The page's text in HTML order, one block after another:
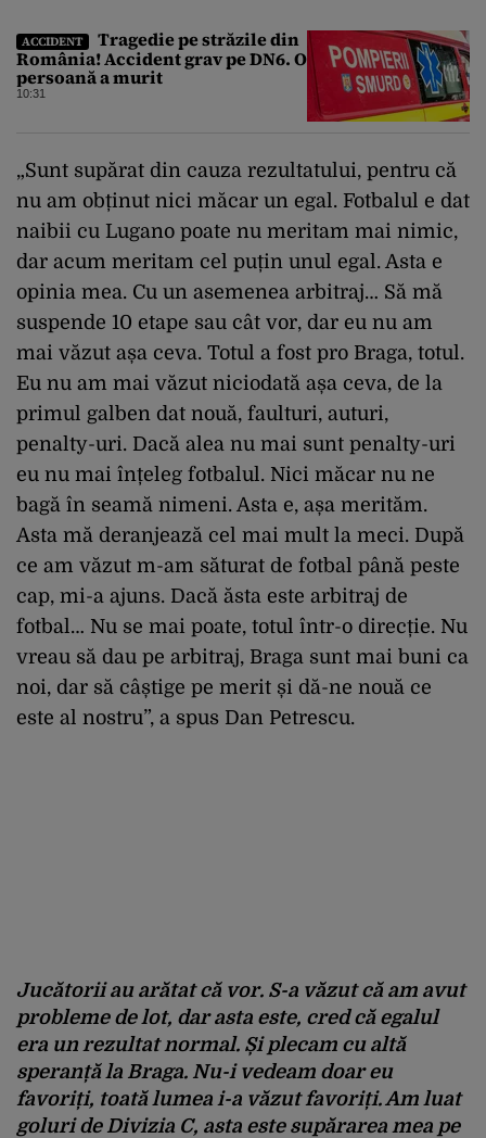
ACCIDENT
Tragedie pe străzile din
România! Accident grav pe DN6. O
persoană a murit
10:31
„Sunt supărat din cauza rezultatului, pentru că
nu am obținut nici măcar un egal. Fotbalul e dat
naibii cu Lugano poate nu meritam mai nimic,
dar acum meritam cel puțin unul egal. Asta e
opinia mea. Cu un asemenea arbitraj… Să mă
suspende 10 etape sau cât vor, dar eu nu am
mai văzut așa ceva. Totul a fost pro Braga, totul.
Eu nu am mai văzut niciodată așa ceva, de la
primul galben dat nouă, faulturi, auturi,
penalty-uri. Dacă alea nu mai sunt penalty-uri
eu nu mai înțeleg fotbalul. Nici măcar nu ne
bagă în seamă nimeni. Asta e, așa merităm.
Asta mă deranjează cel mai mult la meci. După
ce am văzut m-am săturat de fotbal până peste
cap, mi-a ajuns. Dacă ăsta este arbitraj de
fotbal… Nu se mai poate, totul într-o direcție. Nu
vreau să dau pe arbitraj, Braga sunt mai buni ca
noi, dar să câștige pe merit și dă-ne nouă ce
este al nostru”, a spus Dan Petrescu.
Jucătorii au arătat că vor. S-a văzut că am avut
probleme de lot, dar asta este, cred că egalul
era un rezultat normal. Și plecam cu altă
speranță la Braga. Nu-i vedeam doar eu
favoriți, toată lumea i-a văzut favoriți. Am luat
goluri de Divizia C, asta este supărarea mea pe